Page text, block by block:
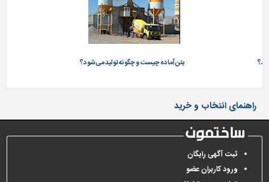
بتن آماده چیست و چگونه تولید می‌شود؟
راهنمای انتخاب و خرید
ثبت آگهی رایگان
ورود کاربران عضو